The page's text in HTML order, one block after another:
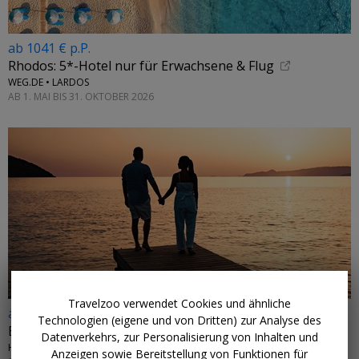
ab 1041 € p.P.
Rhodos: 5*-Hotel nur für Erwachsene & Flug
WEG.DE • LARDOS
AB 1. MAI BIS 31. OKTOBER 2026
ab 506 € p.P.
Erwachsenenhotel auf Kreta mit Flug
HOTEL PYRIÁ • GRIECHENLAND
Travelzoo verwendet Cookies und ähnliche
Technologien (eigene und von Dritten) zur Analyse des
Datenverkehrs, zur Personalisierung von Inhalten und
Anzeigen sowie Bereitstellung von Funktionen für